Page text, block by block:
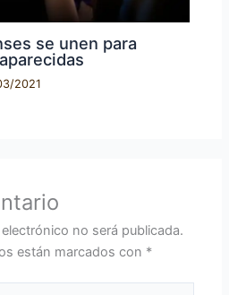
se unen para
2021
no será publicada.
están marcados con *